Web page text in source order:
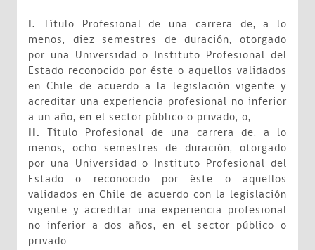
I. Título Profesional de una carrera de, a lo
menos, diez semestres de duración, otorgado
por una Universidad o Instituto Profesional del
Estado reconocido por éste o aquellos validados
en Chile de acuerdo a la legislación vigente y
acreditar una experiencia profesional no inferior
a un año, en el sector público o privado; o,
II. Título Profesional de una carrera de, a lo
menos, ocho semestres de duración, otorgado
por una Universidad o Instituto Profesional del
Estado o reconocido por éste o aquellos
validados en Chile de acuerdo con la legislación
vigente y acreditar una experiencia profesional
no inferior a dos años, en el sector público o
privado.